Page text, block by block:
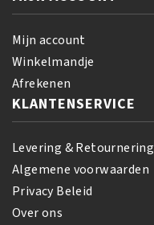
355
aantal
Mijn account
Winkelmandje
Afrekenen
KLANTENSERVICE
Levering & Retournering
Algemene voorwaarden
Privacy Beleid
Over ons